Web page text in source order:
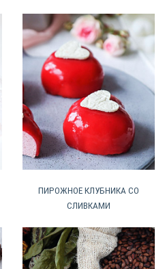
ПИРОЖНОЕ КЛУБНИКА СО
СЛИВКАМИ